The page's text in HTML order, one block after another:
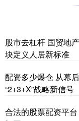
股市去杠杆 国贸地
块定义人居新标准
配资多少爆仓 从幕
“2+3+X”战略新信号
合法的股票配资平